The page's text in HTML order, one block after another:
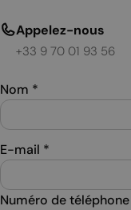
Appelez-nous
+33 9 70 01 93 56
Nom *
E-mail *
Numéro de téléphone